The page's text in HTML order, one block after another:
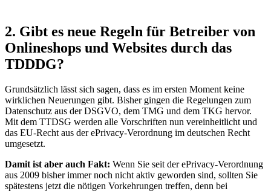
2. Gibt es neue Regeln für Betreiber von
Onlineshops und Websites durch das
TDDDG?
Grundsätzlich lässt sich sagen, dass es im ersten Moment keine
wirklichen Neuerungen gibt. Bisher gingen die Regelungen zum
Datenschutz aus der DSGVO, dem TMG und dem TKG hervor.
Mit dem TTDSG werden alle Vorschriften nun vereinheitlicht und
das EU-Recht aus der ePrivacy-Verordnung im deutschen Recht
umgesetzt.
Damit ist aber auch Fakt: Wenn Sie seit der ePrivacy-Verordnung
aus 2009 bisher immer noch nicht aktiv geworden sind, sollten Sie
spätestens jetzt die nötigen Vorkehrungen treffen, denn bei